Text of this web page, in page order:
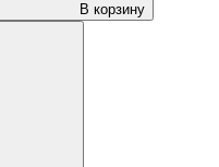
В корзину